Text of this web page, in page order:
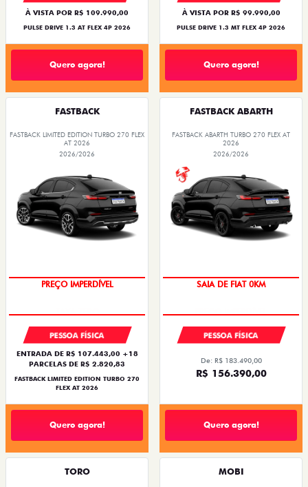
À VISTA POR R$ 109.990,00
PULSE DRIVE 1.3 AT FLEX 4P 2026
Quero agora!
À VISTA POR R$ 99.990,00
PULSE DRIVE 1.3 MT FLEX 4P 2026
Quero agora!
FASTBACK
FASTBACK LIMITED EDITION TURBO 270 FLEX
AT 2026
2026/2026
PREÇO IMPERDÍVEL
PESSOA FÍSICA
ENTRADA DE R$ 107.443,00 +18
PARCELAS DE R$ 2.820,83
FASTBACK LIMITED EDITION TURBO 270
FLEX AT 2026
Quero agora!
FASTBACK ABARTH
FASTBACK ABARTH TURBO 270 FLEX AT
2026
2026/2026
SAIA DE FIAT 0KM
PESSOA FÍSICA
De: R$ 183.490,00
R$ 156.390,00
Quero agora!
TORO MOBI